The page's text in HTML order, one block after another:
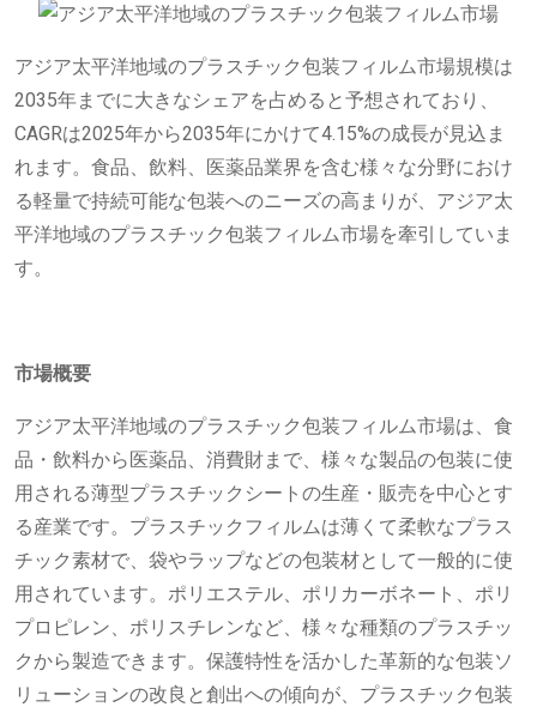
アジア太平洋地域のプラスチック包装フィルム市場規模は
2035年までに大きなシェアを占めると予想されており、
CAGRは2025年から2035年にかけて4.15%の成長が見込ま
れます。食品、飲料、医薬品業界を含む様々な分野におけ
る軽量で持続可能な包装へのニーズの高まりが、アジア太
平洋地域のプラスチック包装フィルム市場を牽引していま
す。
市場概要
アジア太平洋地域のプラスチック包装フィルム市場は、食
品・飲料から医薬品、消費財まで、様々な製品の包装に使
用される薄型プラスチックシートの生産・販売を中心とす
る産業です。プラスチックフィルムは薄くて柔軟なプラス
チック素材で、袋やラップなどの包装材として一般的に使
用されています。ポリエステル、ポリカーボネート、ポリ
プロピレン、ポリスチレンなど、様々な種類のプラスチッ
クから製造できます。保護特性を活かした革新的な包装ソ
リューションの改良と創出への傾向が、プラスチック包装